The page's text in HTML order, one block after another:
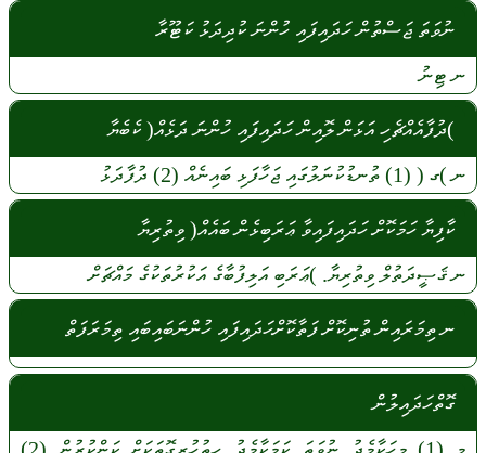
ނުވަތަ ޖަސްތުން ހަދައިފައި ހުންނަ ކުދިދަޅު ކަޓޫރާ
ނޓިނު
)ދުފާއެއްޗެހި އަޅަން ލޮއިން ހަދައިފައި ހުންނަ ދަޅެއް( ކެބެޔާ
ނ)ގ ( (1) ތުނޑުކުނަލުގައިޖަހާފަޅި ބައިނެއް (2) ދުފާދަޅު
ކާފިޔާ ހަމަކޮށް ހަދައިފައިވާ ޢަރަބިޅެން ބައެއް( ވިތުރިޔާ
ނޤަޞީދަތުލް ވިތުރިޔާ. )ޢަރަބިއަލިފުބާގެއަކުރުތަކުގެމައްޗަށް
ނ ތިމަރައިން ތުނިކޮށް ފަތާކޮށްހަދައިފައި ހުންނަބައިބައި ތިމަރަފަތް
ގޮތްހަދައިލުން